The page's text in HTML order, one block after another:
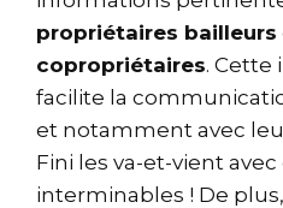
propriétaires bailleurs
copropriétaires. Cette
facilite la
et notamment avec
Fini les va-et-vient
interminables ! De